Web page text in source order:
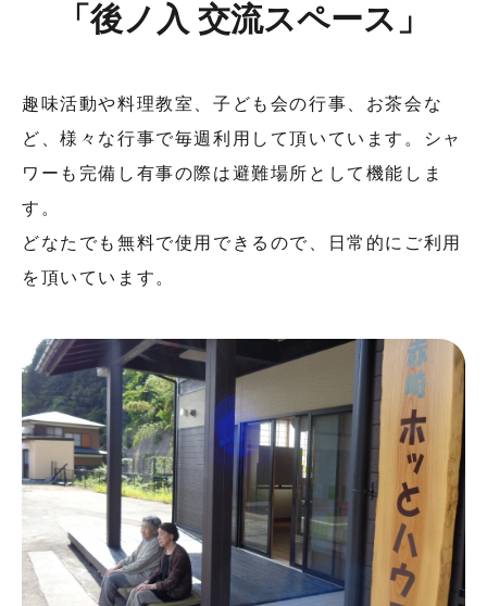
「後ノ入 交流スペース」
趣味活動や料理教室、子ども会の行事、お茶会な
ど、様々な行事で毎週利用して頂いています。シャ
ワーも完備し有事の際は避難場所として機能しま
す。
どなたでも無料で使用できるので、日常的にご利用
を頂いています。